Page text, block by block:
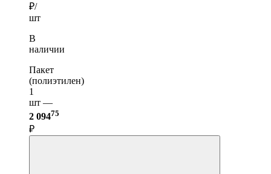
₽/
шт
В
наличии
Пакет
(полиэтилен)
1
шт —
2 09475
₽